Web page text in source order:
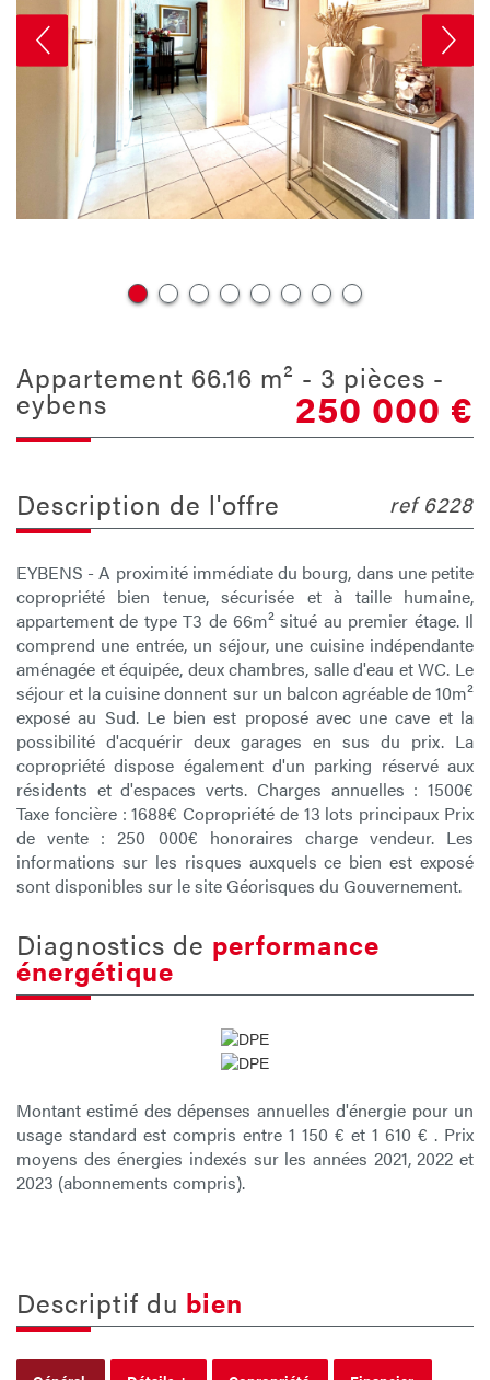
appartement 66.16 m² - 3 pièces -
eybens 250 000 €
description de l'offre ref 6228
EYBENS - A proximité immédiate du bourg, dans une petite
copropriété bien tenue, sécurisée et à taille humaine,
appartement de type T3 de 66m² situé au premier étage. Il
comprend une entrée, un séjour, une cuisine indépendante
aménagée et équipée, deux chambres, salle d'eau et WC. Le
séjour et la cuisine donnent sur un balcon agréable de 10m²
exposé au Sud. Le bien est proposé avec une cave et la
possibilité d'acquérir deux garages en sus du prix. La
copropriété dispose également d'un parking réservé aux
résidents et d'espaces verts. Charges annuelles : 1500€
Taxe foncière : 1688€ Copropriété de 13 lots principaux Prix
de vente : 250 000€ honoraires charge vendeur. Les
informations sur les risques auxquels ce bien est exposé
sont disponibles sur le site Géorisques du Gouvernement.
diagnostics de performance
énergétique
Montant estimé des dépenses annuelles d'énergie pour un
usage standard est compris entre 1 150 € et 1 610 € . Prix
moyens des énergies indexés sur les années 2021, 2022 et
2023 (abonnements compris).
descriptif du bien